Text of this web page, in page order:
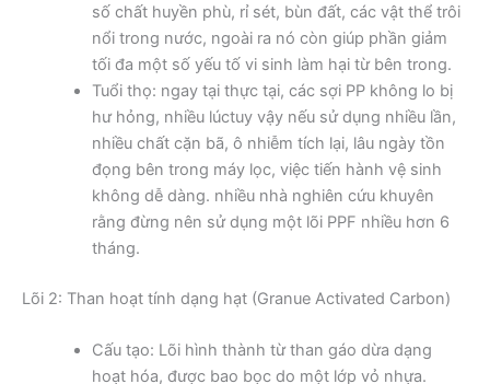
số chất huyền phù, rỉ sét, bùn đất, các vật thể trôi
nổi trong nước, ngoài ra nó còn giúp phần giảm
tối đa một số yếu tố vi sinh làm hại từ bên trong.
Tuổi thọ: ngay tại thực tại, các sợi PP không lo bị
hư hỏng, nhiều lúctuy vậy nếu sử dụng nhiều lần,
nhiều chất cặn bã, ô nhiễm tích lại, lâu ngày tồn
đọng bên trong máy lọc, việc tiến hành vệ sinh
không dễ dàng. nhiều nhà nghiên cứu khuyên
rằng đừng nên sử dụng một lõi PPF nhiều hơn 6
tháng.
Lõi 2: Than hoạt tính dạng hạt (Granue Activated Carbon)
Cấu tạo: Lõi hình thành từ than gáo dừa dạng
hoạt hóa, được bao bọc do một lớp vỏ nhựa.